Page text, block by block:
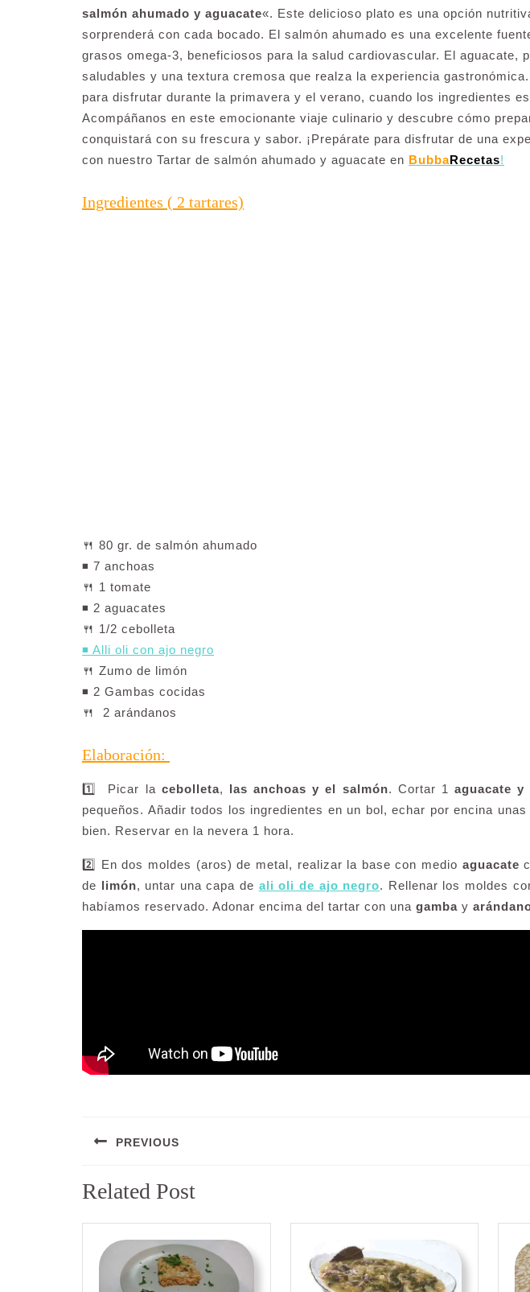
salmón ahumado y aguacate«. Este delicioso plato es una opción
sorprenderá con cada bocado. El salmón ahumado es una excelente
grasos omega-3, beneficiosos para la salud cardiovascular. El aguacate,
saludables y una textura cremosa que realza la experiencia
para disfrutar durante la primavera y el verano, cuando los ingredientes
Acompáñanos en este emocionante viaje culinario y descubre cómo
conquistará con su frescura y sabor. ¡Prepárate para disfrutar de una
con nuestro Tartar de salmón ahumado y aguacate en BubbaRecetas!
Ingredientes ( 2 tartares)
🍴 80 gr. de salmón ahumado
◾️ 7 anchoas
🍴 1 tomate
◾️ 2 aguacates
🍴 1/2 cebolleta
◾️ Alli oli con ajo negro
🍴 Zumo de limón
◾️ 2 Gambas cocidas
🍴 2 arándanos
Elaboración:
1️⃣ Picar la cebolleta, las anchoas y el salmón. Cortar 1aguacate y
pequeños. Añadir todos los ingredientes en un bol, echar por encina unas
bien. Reservar en la nevera 1 hora.
2️⃣ En dos moldes (aros) de metal, realizar la base con medio aguacate
de limón, untar una capa de ali oli de ajo negro. Rellenar los moldes
habíamos reservado. Adonar encima del tartar con una gamba y
entradas
PREVIOUS
anterior:
Related Post